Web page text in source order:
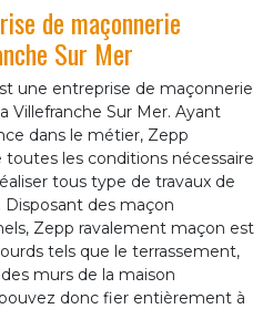
de maçonnerie
Sur Mer
une entreprise de maçonnerie
Villefranche Sur Mer. Ayant
dans le métier, Zepp
les conditions nécessaire
tous type de travaux de
des maçon
Zepp ravalement maçon est
tels que le terrassement,
murs de la maison
donc fier entièrement à